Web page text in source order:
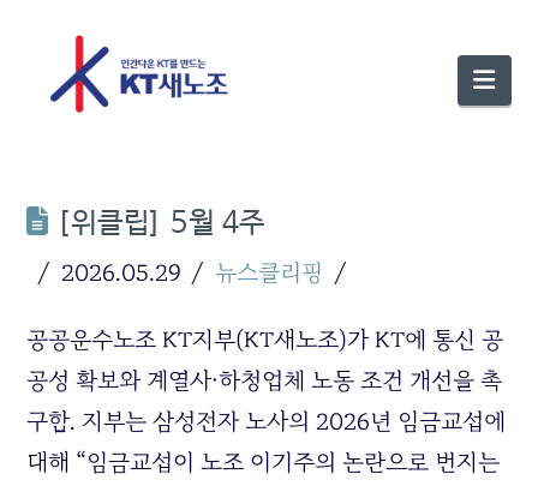
[위클립] 5월 4주
2026.05.29 뉴스클리핑
공공운수노조 KT지부(KT새노조)가 KT에 통신 공
공성 확보와 계열사·하청업체 노동 조건 개선을 촉
구함. 지부는 삼성전자 노사의 2026년 임금교섭에
대해 “임금교섭이 노조 이기주의 논란으로 번지는